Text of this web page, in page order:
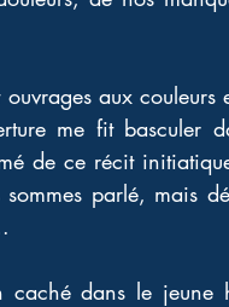
aux
me fit basculer
de ce récit
parlé, mais
dans le jeune